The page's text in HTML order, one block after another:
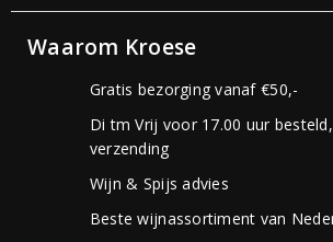
Waarom Kroese
Gratis bezorging vanaf €50,-
Di tm Vrij voor 17.00 uur
verzending
Wijn & Spijs advies
Beste wijnassortiment van